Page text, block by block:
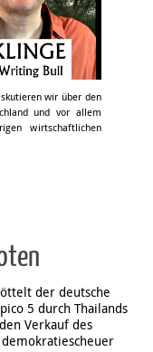
wir über den
und vor allem
wirtschaftlichen
der deutsche
5 durch Thailands
Verkauf des